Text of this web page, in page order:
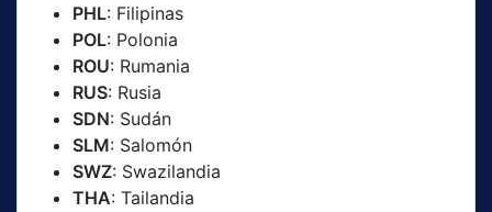
PHL: Filipinas
POL: Polonia
ROU: Rumania
RUS: Rusia
SDN: Sudán
SLM: Salomón
SWZ: Swazilandia
THA: Tailandia